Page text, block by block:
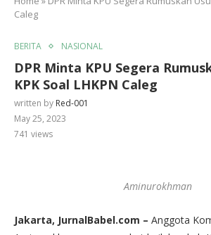
Caleg
BERITA NASIONAL
DPR Minta KPU Segera
KPK Soal LHKPN Caleg
written by Red-001
May 25, 2023
741 views
Aminurokhman
Jakarta, JurnalBabel.com – Anggota